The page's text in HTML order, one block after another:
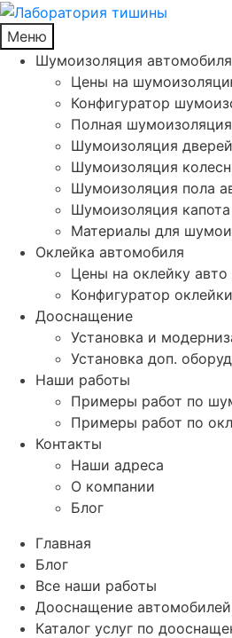
Меню
Шумоизоляция автомобиля
Цены на
Конфигуратор
Полная
Шумоизоляция
Шумоизоляция
Шумоизоляция пола
Шумоизоляция
Материалы для
Оклейка автомобиля
Цены на оклейку авто
Конфигуратор
Дооснащение
Установка и
Установка доп.
Наши работы
Примеры работ по
Примеры работ по
Контакты
Наши адреса
О компании
Блог
Главная
Блог
Все наши работы
Дооснащение автомобилей
Каталог услуг по